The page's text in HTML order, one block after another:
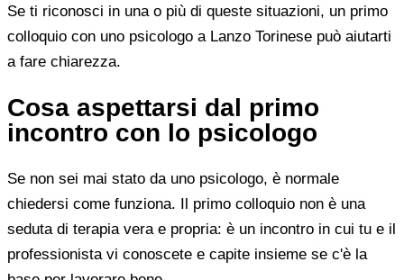
Se ti riconosci in una o più di queste situazioni, un primo
colloquio con uno psicologo a Lanzo Torinese può aiutarti
a fare chiarezza.
Cosa aspettarsi dal primo
incontro con lo psicologo
Se non sei mai stato da uno psicologo, è normale
chiedersi come funziona. Il primo colloquio non è una
seduta di terapia vera e propria: è un incontro in cui tu e il
professionista vi conoscete e capite insieme se c'è la